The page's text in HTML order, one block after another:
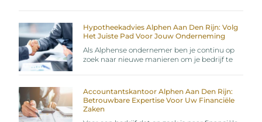
Hypotheekadvies Alphen Aan Den Rijn: Volg
Het Juiste Pad Voor Jouw Onderneming
Als Alphense ondernemer ben je continu op
zoek naar nieuwe manieren om je bedrijf te
Accountantskantoor Alphen Aan Den Rijn:
Betrouwbare Expertise Voor Uw Financiële
Zaken